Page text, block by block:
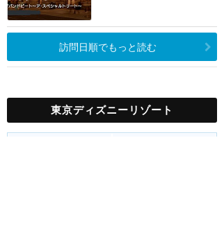
訪問日順でもっと読む
東京ディズニーリゾート